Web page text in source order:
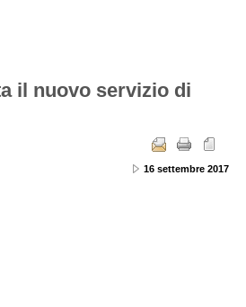
il nuovo servizio di
16 settembre 2017